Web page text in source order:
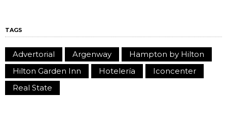
TAGS
Advertorial Argenway
Hampton by Hilton
Hilton Garden Inn
Hotelería
Iconcenter
Real State